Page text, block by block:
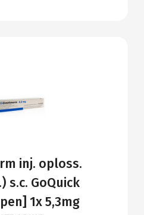
inj. oploss.
s.c. GoQuick
1x 5,3mg